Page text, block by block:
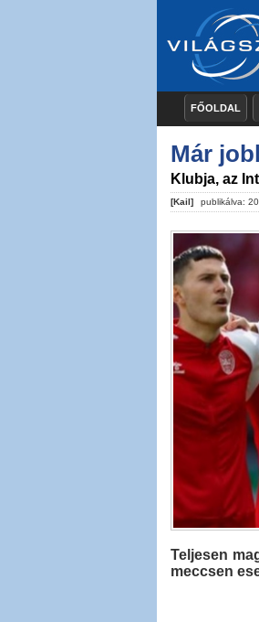
FŐOLDAL
Már
Klubja, az
[Kail] publikálva:
Teljesen
meccsen